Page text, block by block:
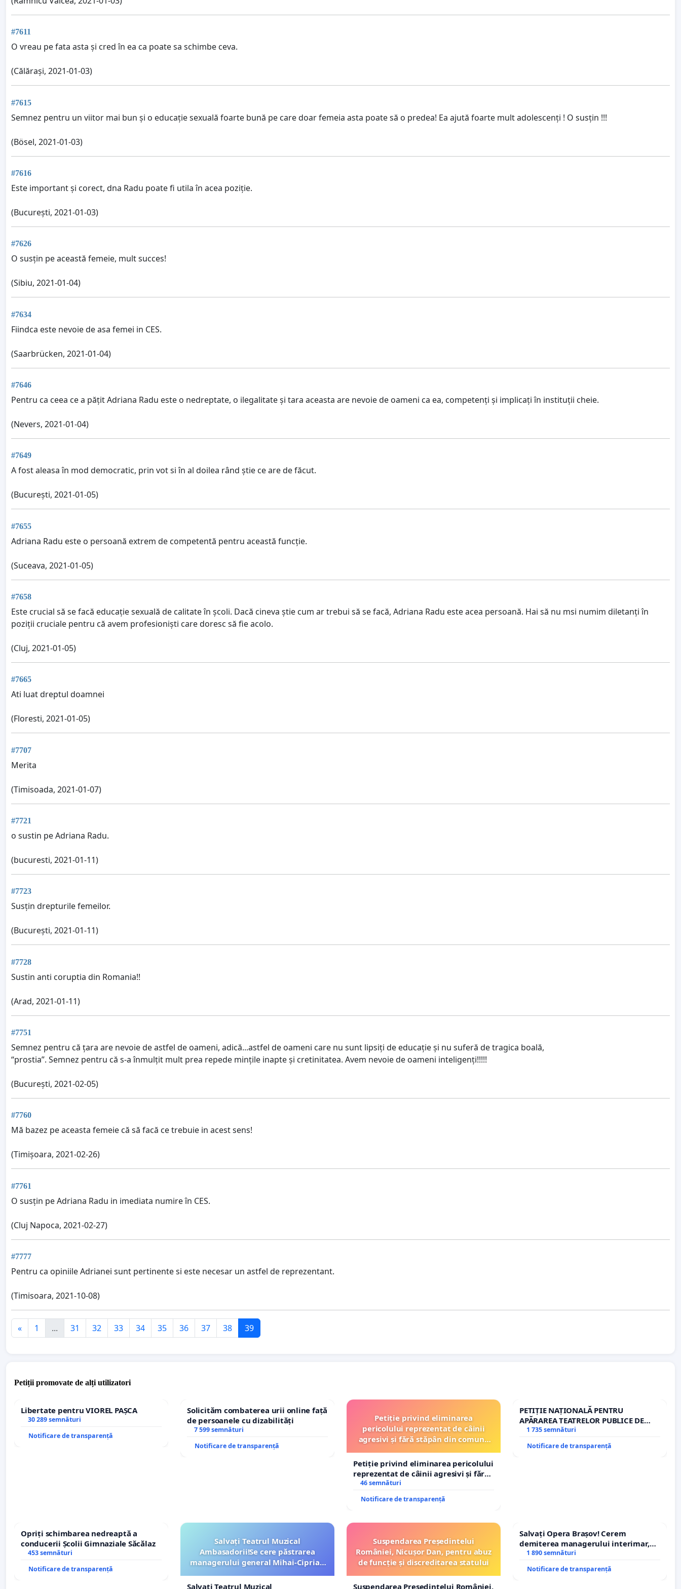
#7611
O vreau pe fata asta și cred în ea ca poate sa schimbe ceva.
(Călărași, 2021-01-03)
#7615
Semnez pentru un viitor mai bun și o educație sexuală foarte bună pe care doar femeia asta poate să o predea! Ea ajută foarte mult adolescenți ! O susțin !!!
(Bösel, 2021-01-03)
#7616
Este important și corect, dna Radu poate fi utila în acea poziție.
(București, 2021-01-03)
#7626
O susțin pe această femeie, mult succes!
(Sibiu, 2021-01-04)
#7634
Fiindca este nevoie de asa femei in CES.
(Saarbrücken, 2021-01-04)
#7646
Pentru ca ceea ce a pățit Adriana Radu este o nedreptate, o ilegalitate și tara aceasta are nevoie de oameni ca ea, competenți și implicați în instituții cheie.
(Nevers, 2021-01-04)
#7649
A fost aleasa în mod democratic, prin vot si în al doilea rând știe ce are de făcut.
(București, 2021-01-05)
#7655
Adriana Radu este o persoană extrem de competentă pentru această funcție.
(Suceava, 2021-01-05)
#7658
Este crucial să se facă educație sexuală de calitate în școli. Dacă cineva știe cum ar trebui să se facă, Adriana Radu este acea persoană. Hai să nu msi numim diletanți în
poziții cruciale pentru că avem profesioniști care doresc să fie acolo.
(Cluj, 2021-01-05)
#7665
Ati luat dreptul doamnei
(Floresti, 2021-01-05)
#7707
Merita
(Timisoada, 2021-01-07)
#7721
o sustin pe Adriana Radu.
(bucuresti, 2021-01-11)
#7723
Susțin drepturile femeilor.
(București, 2021-01-11)
#7728
Sustin anti coruptia din Romania!!
(Arad, 2021-01-11)
#7751
Semnez pentru că țara are nevoie de astfel de oameni, adică...astfel de oameni care nu sunt lipsiți de educație și nu suferă de tragica boală,
“prostia”. Semnez pentru că s-a înmulțit mult prea repede mințile inapte și cretinitatea. Avem nevoie de oameni inteligenți!!!!!
(București, 2021-02-05)
#7760
Mă bazez pe aceasta femeie că să facă ce trebuie in acest sens!
(Timișoara, 2021-02-26)
#7761
O susțin pe Adriana Radu in imediata numire în CES.
(Cluj Napoca, 2021-02-27)
#7777
Pentru ca opiniile Adrianei sunt pertinente si este necesar un astfel de reprezentant.
(Timisoara, 2021-10-08)
« 1 ... 31 32 33 34 35 36 37 38 39
Petiții promovate de alți utilizatori
Libertate pentru VIOREL PAȘCA
30 289 semnături
Notificare de transparență
Solicităm combaterea urii online față
de persoanele cu dizabilități
7 599 semnături
Notificare de transparență
Petiție privind eliminarea
pericolului reprezentat de câinii
agresivi și fără stăpân din comuna
Petiție privind eliminarea pericolului
reprezentat de câinii agresivi și fără
stăpân din comuna Tunari
46 semnături
Notificare de transparență
PETIȚIE NAȚIONALĂ PENTRU
APĂRAREA TEATRELOR PUBLICE DE
REPERTORIU DIN ROMÂNIA
1 735 semnături
Notificare de transparență
Opriți schimbarea nedreaptă a
conducerii Școlii Gimnaziale Săcălaz
453 semnături
Notificare de transparență
Salvați Teatrul Muzical
Ambasadorii!Se cere păstrarea
managerului general Mihai-Ciprian
Salvați Teatrul Muzical
Suspendarea Președintelui
României, Nicușor Dan, pentru abuz
de funcție și discreditarea statului
Suspendarea Președintelui României,
Salvați Opera Brașov! Cerem
demiterea managerului interimar,
Petrean Lucian-Marius!
1 890 semnături
Notificare de transparență